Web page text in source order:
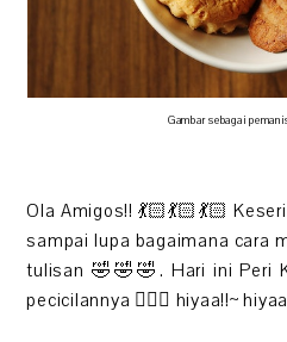
Gambar sebagai
Ola Amigos!! 💃🏻💃🏻💃🏻
sampai lupa bagaimana cara
tulisan 🤣🤣🤣. Hari ini Peri
pecicilannya 🤸🏻‍♀️ hiyaa!!~